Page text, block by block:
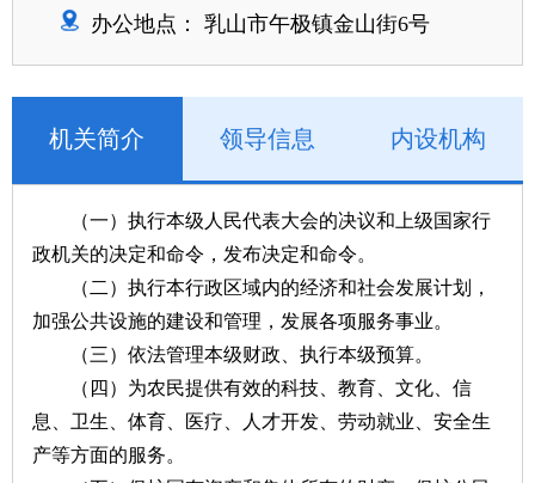
办公地点： 乳山市午极镇金山街6号
机关简介 领导信息 内设机构
（一）执行本级人民代表大会的决议和上级国家行
政机关的决定和命令，发布决定和命令。
（二）执行本行政区域内的经济和社会发展计划，
加强公共设施的建设和管理，发展各项服务事业。
（三）依法管理本级财政、执行本级预算。
（四）为农民提供有效的科技、教育、文化、信
息、卫生、体育、医疗、人才开发、劳动就业、安全生
产等方面的服务。